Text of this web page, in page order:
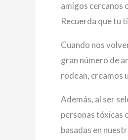
amigos cercanos
Recuerda que tu
Cuando nos
gran número de
rodean, creamos
Además, al ser
personas tóxicas
basadas en